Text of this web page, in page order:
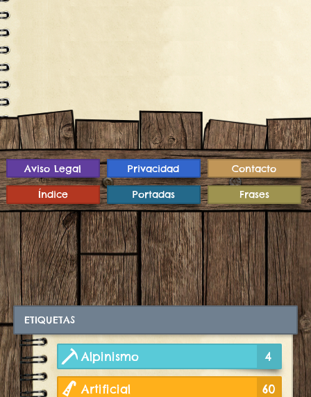
Contacto
Privacidad
Aviso Legal
Frases
Portadas
Índice
ETIQUETAS
Alpinismo 4
Artificial 60